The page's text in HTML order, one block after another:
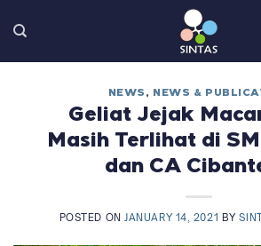
NEWS , NEWS &
Geliat Jejak
Masih Terlihat di
dan CA
POSTED ON JANUARY 14, 2021 BY